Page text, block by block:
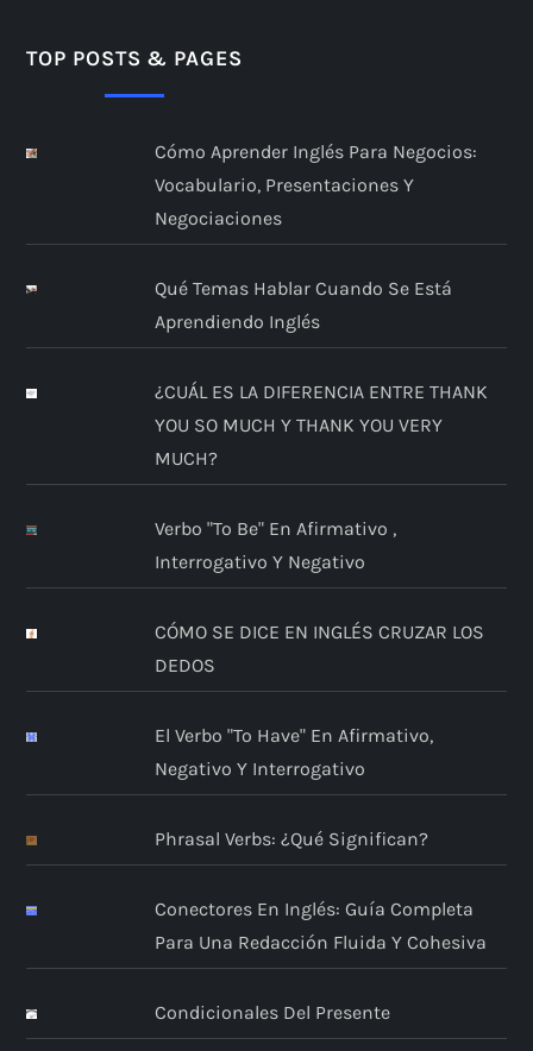
TOP POSTS & PAGES
Cómo Aprender Inglés Para Negocios:
Vocabulario, Presentaciones Y
Negociaciones
Qué Temas Hablar Cuando Se Está
Aprendiendo Inglés
¿CUÁL ES LA DIFERENCIA ENTRE THANK
YOU SO MUCH Y THANK YOU VERY
MUCH?
Verbo "to Be" En Afirmativo ,
Interrogativo Y Negativo
CÓMO SE DICE EN INGLÉS CRUZAR LOS
DEDOS
El Verbo "to Have" En Afirmativo,
Negativo Y Interrogativo
Phrasal Verbs: ¿Qué Significan?
Conectores En Inglés: Guía Completa
Para Una Redacción Fluida Y Cohesiva
Condicionales Del Presente